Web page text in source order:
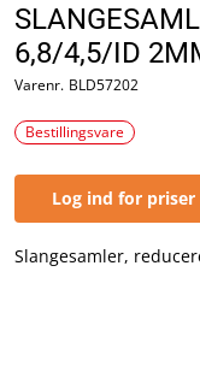
6,8/4,5/ID
Varenr. BLD57202
Bestillingsvare
Log ind for priser
Slangesamler,